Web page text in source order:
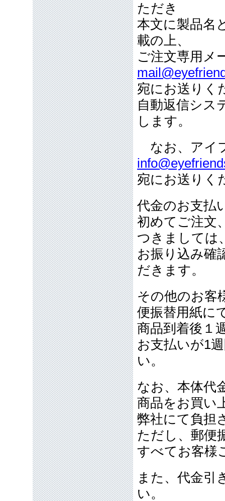
ただき
本文に製品名
載の上、
ご注文専用
宛にお送りく
自動返信シス
します。
なお、アイ
宛にお送りく
代金のお支払
初めてご注文
つきましては
お振り込み確
だきます。
その他のお客
便振替用紙に
商品到着後１
お支払いが1
い。
なお、本体代
商品をお買い
弊社にて負担
ただし、郵便
すべてお客様
また、代金引
い。